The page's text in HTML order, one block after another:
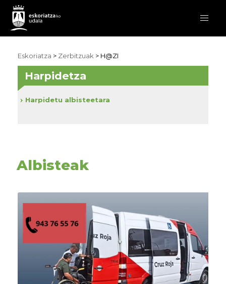
Eskoriatza > Zerbitzuak > H@ZI
Albisteak
Harpidetza
Harpidetu albisteetara